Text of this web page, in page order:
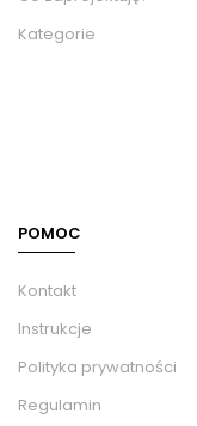
Kategorie
POMOC
Kontakt
Instrukcje
Polityka prywatności
Regulamin